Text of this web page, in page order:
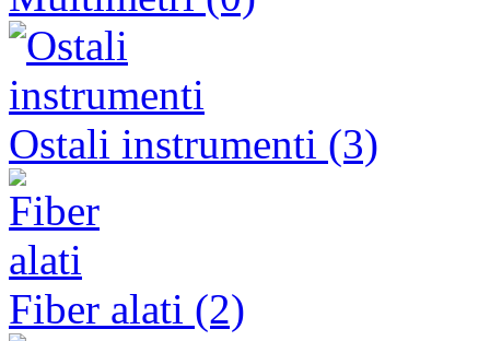
Ostali instrumenti (3)
Fiber alati (2)